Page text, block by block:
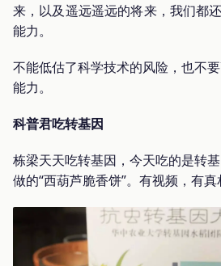
来，以及遥远遥远的将来，我们都
能力。
不能低估了科学技术的风险，也不
能力。
科普君吃转基因
栋梁天天吃转基因，今天吃的是转
做的“西葫芦脆香饼”。有视频，有真